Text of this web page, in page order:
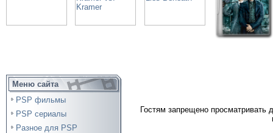
Меню сайта
PSP фильмы
PSP сериалы
Разное для PSP
Гостям запрещено просматривать